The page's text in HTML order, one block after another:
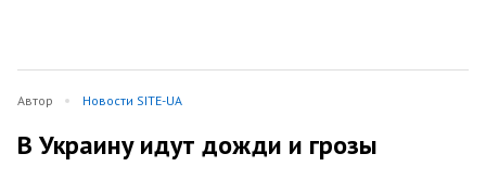
Автор Новости SITE-UA
В Украину идут дожди и грозы